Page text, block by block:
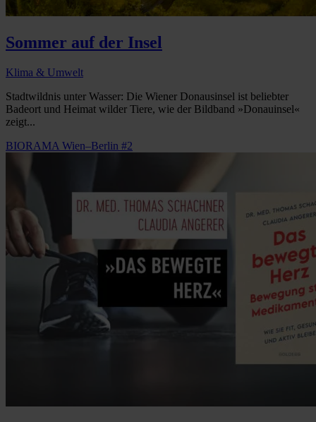
Sommer auf der Insel
Klima & Umwelt
Stadtwildnis unter Wasser: Die Wiener Donausinsel ist beliebter
Badeort und Heimat wilder Tiere, wie der Bildband »Donauinsel«
zeigt...
BIORAMA Wien–Berlin #2